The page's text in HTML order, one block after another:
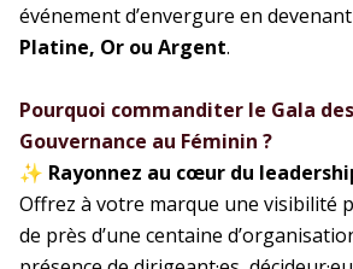
événement d’envergure en devenant
Platine, Or ou Argent.
Pourquoi commanditer le Gala
Gouvernance au Féminin ?
✨ Rayonnez au cœur du
Offrez à votre marque une visibilité
de près d’une centaine